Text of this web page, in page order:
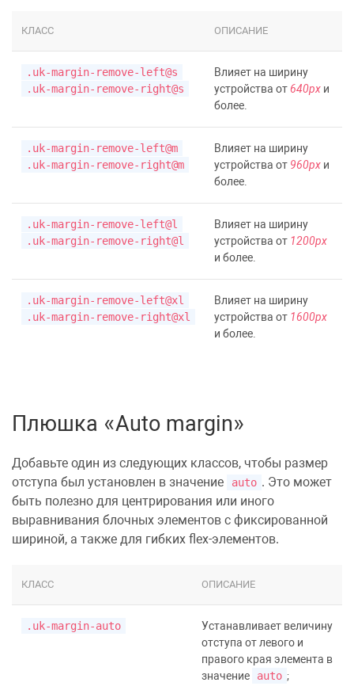
КЛАСС ОПИСАНИЕ
.uk-margin-remove-left@s
.uk-margin-remove-right@s
Влияет на ширину
устройства от640px и
более.
.uk-margin-remove-left@m
.uk-margin-remove-right@m
Влияет на ширину
устройства от 960px и
более.
.uk-margin-remove-left@l
.uk-margin-remove-right@l
Влияет на ширину
устройства от 1200px
и более.
.uk-margin-remove-left@xl
.uk-margin-remove-right@xl
Влияет на ширину
устройства от 1600px
и более.
Плюшка «Auto margin»
Добавьте один из следующих классов, чтобы размер
отступа был установлен в значение
auto . Это может
быть полезно для центрирования или иного
выравнивания блочных элементов с фиксированной
шириной, а также для гибких flex-элементов.
КЛАСС ОПИСАНИЕ
.uk-margin-auto
Устанавливает величину
отступа от левого и
правого края элемента в
значение
auto ;